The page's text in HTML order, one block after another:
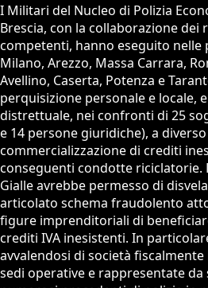
I Militari del Nucleo di Polizia
Brescia, con la collaborazione
competenti, hanno eseguito nelle
Milano, Arezzo, Massa Carrara,
Avellino, Caserta, Potenza e
perquisizione personale e locale,
distrettuale, nei confronti di 25
e 14 persone giuridiche), a
commercializzazione di crediti
conseguenti condotte riciclatorie.
Gialle avrebbe permesso di
articolato schema fraudolento
figure imprenditoriali di
crediti IVA inesistenti. In
avvalendosi di società
sedi operative e rappresentate